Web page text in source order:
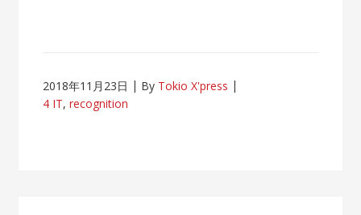
2018年11月23日 By Tokio X'press
4 IT,recognition